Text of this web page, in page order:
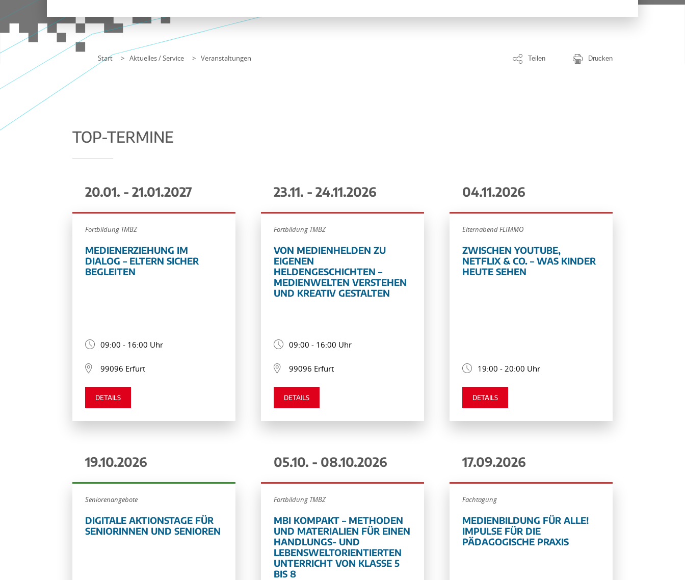
Start Aktuelles / Service Veranstaltungen Teilen Drucken
TOP-TERMINE
20.01. - 21.01.2027
Fortbildung TMBZ
MEDIENERZIEHUNG IM
DIALOG – ELTERN SICHER
BEGLEITEN
09:00 - 16:00 Uhr
99096 Erfurt
DETAILS
23.11. - 24.11.2026
Fortbildung TMBZ
VON MEDIENHELDEN ZU
EIGENEN
HELDENGESCHICHTEN –
MEDIENWELTEN VERSTEHEN
UND KREATIV GESTALTEN
09:00 - 16:00 Uhr
99096 Erfurt
DETAILS
04.11.2026
Elternabend FLIMMO
ZWISCHEN YOUTUBE,
NETFLIX & CO. – WAS KINDER
HEUTE SEHEN
19:00 - 20:00 Uhr
DETAILS
19.10.2026
Seniorenangebote
DIGITALE AKTIONSTAGE FÜR
SENIORINNEN UND SENIOREN
05.10. - 08.10.2026
Fortbildung TMBZ
MBI KOMPAKT – METHODEN
UND MATERIALIEN FÜR EINEN
HANDLUNGS- UND
LEBENSWELTORIENTIERTEN
UNTERRICHT VON KLASSE 5
BIS 8
17.09.2026
Fachtagung
MEDIENBILDUNG FÜR ALLE!
IMPULSE FÜR DIE
PÄDAGOGISCHE PRAXIS